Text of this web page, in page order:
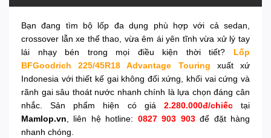
Bạn đang tìm bộ lốp đa dụng phù hợp với cả sedan,
crossover lẫn xe thể thao, vừa êm ái yên tĩnh vừa xử lý tay
lái nhạy bén trong mọi điều kiện thời tiết? Lốp
BFGoodrich 225/45R18 Advantage Touring xuất xứ
Indonesia với thiết kế gai không đối xứng, khối vai cứng và
rãnh gai sâu thoát nước nhanh chính là lựa chọn đáng cân
nhắc. Sản phẩm hiện có giá 2.280.000đ/chiếctại
Mamlop.vn, liên hệ hotline: 0827 903 903để đặt hàng
nhanh chóng.